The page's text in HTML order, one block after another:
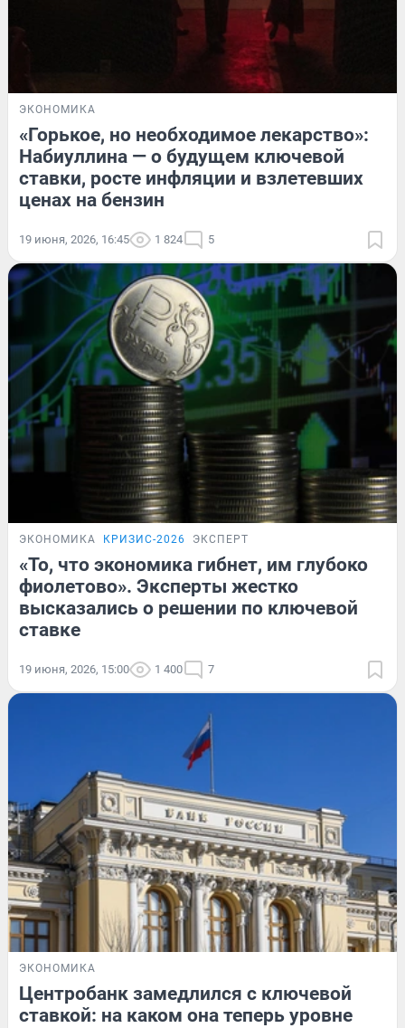
ЭКОНОМИКА
«Горькое, но необходимое лекарство»:
Набиуллина — о будущем ключевой
ставки, росте инфляции и взлетевших
ценах на бензин
19 июня, 2026, 16:45 1 824 5
ЭКОНОМИКА КРИЗИС-2026 ЭКСПЕРТ
«То, что экономика гибнет, им глубоко
фиолетово». Эксперты жестко
высказались о решении по ключевой
ставке
19 июня, 2026, 15:00 1 400 7
ЭКОНОМИКА
Центробанк замедлился с ключевой
ставкой: на каком она теперь уровне